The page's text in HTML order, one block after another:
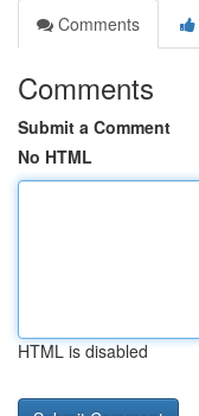
Comments
Comments
Submit a Comment
No HTML
HTML is disabled